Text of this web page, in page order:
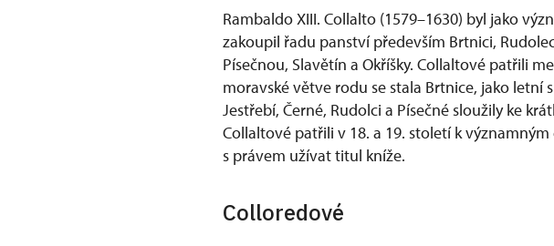
Rambaldo XIII. Collalto (1579–1630) byl jako
zakoupil řadu panství především Brtnici,
Písečnou, Slavětín a Okříšky. Collaltové patřili
moravské větve rodu se stala Brtnice, jako letní
Jestřebí, Černé, Rudolci a Písečné sloužily ke
Collaltové patřili v 18. a 19. století k
s právem užívat titul kníže.
Colloredové